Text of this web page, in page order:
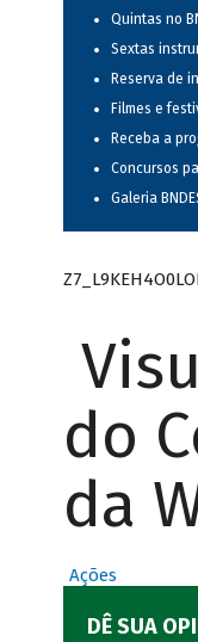
Quintas no
Sextas
Reserva de
Filmes e
Receba a
Concursos
Galeria
do
da
Ações
DÊ SUA